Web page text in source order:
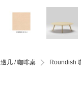
邊几 / 咖啡桌 Roundish